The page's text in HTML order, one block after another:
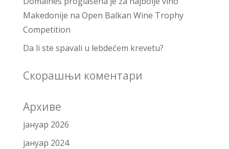
Makedonije na Open Balkan Wine Trophy
Competition
Da li ste spavali u lebdećem krevetu?
Скорашњи коментари
Архиве
јануар 2026
јануар 2024